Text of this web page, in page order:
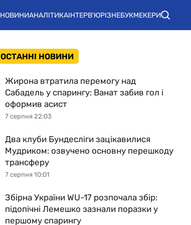
НОВИНИАНАЛІТИКАІНТЕРВ'ЮРІЗНЕБУКМЕКЕРИ
ОСТАННІ НОВИНИ
7 серпня 22:03
Жирона втратила перемогу над
Сабадель у спарингу: Ванат забив гол і
оформив асист
7 серпня 10:01
Два клуби Бундесліги зацікавилися
Мудриком: озвучено основну перешкоду
трансферу
Збірна України WU-17 розпочала збір:
підопічні Лемешко зазнали поразки у
першому спарингу